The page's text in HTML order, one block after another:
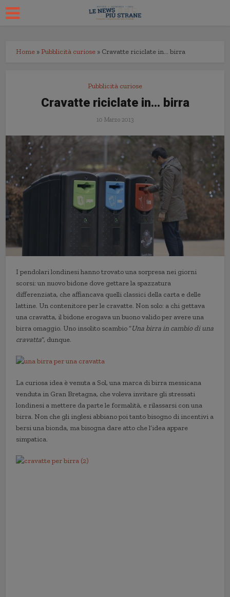
Home » Pubblicità curiose » Cravatte riciclate in… birra
Pubblicità curiose
Cravatte riciclate in… birra
10 Marzo 2013
I pendolari londinesi hanno trovato una sorpresa nei giorni
scorsi: un nuovo bidone dove gettare la spazzatura
differenziata, che affiancava quelli classici della carta e delle
lattine. Un contenitore per le cravatte. Non solo: a chi gettava
una cravatta, il bidone erogava un buono valido per avere una
birra omaggio. Uno insolito scambio “Una birra in cambio di una
cravatta“, dunque.
La curiosa idea è venuta a Sol, una marca di birra messicana
venduta in Gran Bretagna, che voleva invitare gli stressati
londinesi a mettere da parte le formalità, e rilassarsi con una
birra. Non che gli inglesi abbiano poi tanto bisogno di incentivi a
bersi una bionda, ma bisogna dare atto che l’idea appare
simpatica.